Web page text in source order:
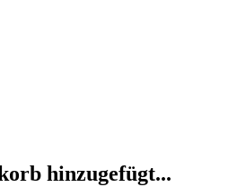
hinzugefügt...